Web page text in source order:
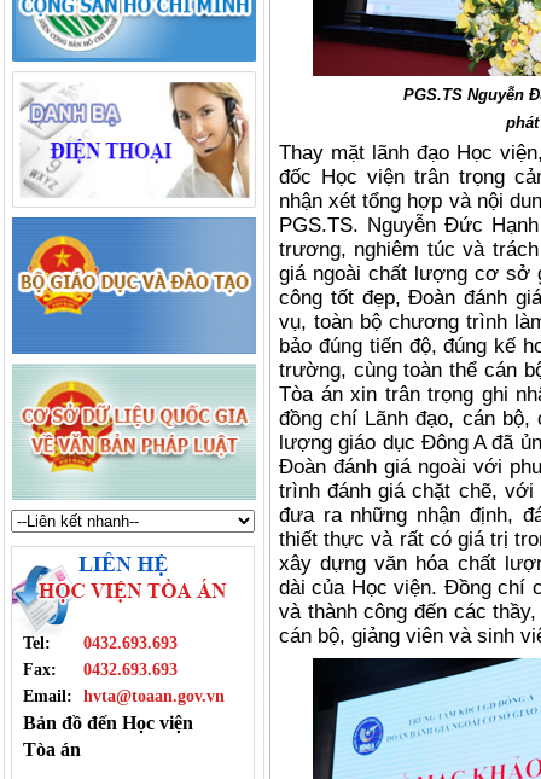
Tel:
0432.693.693
Fax:
0432.693.693
Email:
hvta@toaan.gov.vn
Bản đồ đến Học viện
Tòa án
PGS.TS Nguyễn
Thay mặt lãnh đạo Học
đốc Học viện trân trọng
nhận xét tổng hợp và nội
PGS.TS. Nguyễn Đức
trương, nghiêm túc và
giá ngoài chất lượng cơ sở
công tốt đẹp, Đoàn đánh
vụ, toàn bộ chương trình
bảo đúng tiến độ, đúng kế
trường, cùng toàn thể cán
Tòa án xin trân trọng ghi
đồng chí Lãnh đạo, cán bộ,
lượng giáo dục Đông A đã
Đoàn đánh giá ngoài với
trình đánh giá chặt chẽ,
đưa ra những nhận định,
thiết thực và rất có giá trị
xây dựng văn hóa chất
dài của Học viện. Đồng chí
và thành công đến các
cán bộ, giảng viên và sinh